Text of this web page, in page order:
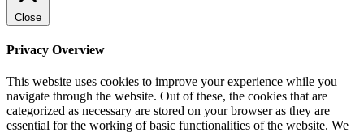
Close
Privacy Overview
This website uses cookies to improve your experience while you
navigate through the website. Out of these, the cookies that are
categorized as necessary are stored on your browser as they are
essential for the working of basic functionalities of the website. We